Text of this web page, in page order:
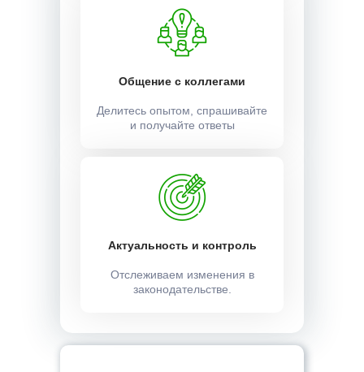
Общение с коллегами
Делитесь опытом, спрашивайте
и получайте ответы
Актуальность и контроль
Отслеживаем изменения в
законодательстве.